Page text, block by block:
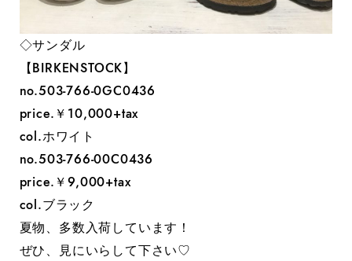
◇サンダル
【BIRKENSTOCK】
no.503-766-0GC0436
price.￥10,000+tax
col.ホワイト
no.503-766-00C0436
price.￥9,000+tax
col.ブラック
夏物、多数入荷しています！
ぜひ、見にいらして下さい♡